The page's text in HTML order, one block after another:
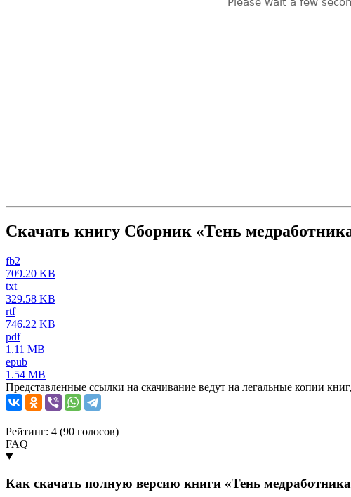
Скачать книгу Сборник «Тень
fb2
709.20 KB
txt
329.58 KB
rtf
746.22 KB
pdf
1.11 MB
epub
1.54 MB
Представленные ссылки на скачивание ведут на легальные копии
Рейтинг: 4 (90 голосов)
FAQ
Как скачать полную версию книги «Тень